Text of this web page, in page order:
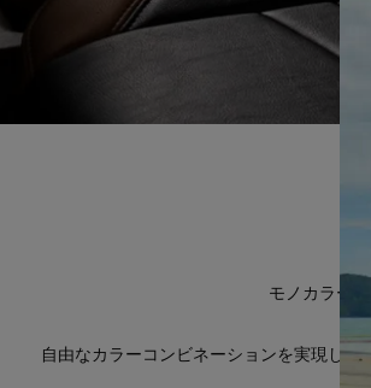
モノカラー
自由なカラーコンビネーションを実現し